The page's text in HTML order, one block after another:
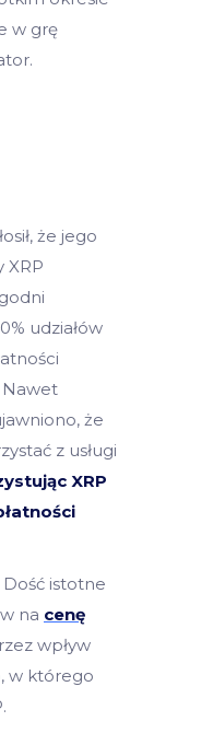
w grę
że jego
XRP
udziałów
Nawet
że
z usługi
XRP
Dość istotne
na cenę
wpływ
w którego